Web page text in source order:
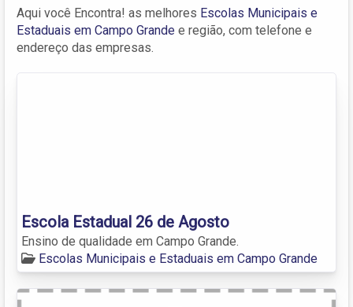
Aqui você Encontra! as melhores Escolas Municipais e
Estaduais em Campo Grande e região, com telefone e
endereço das empresas.
Escola Estadual 26 de Agosto
Ensino de qualidade em Campo Grande.
Escolas Municipais e Estaduais em Campo Grande